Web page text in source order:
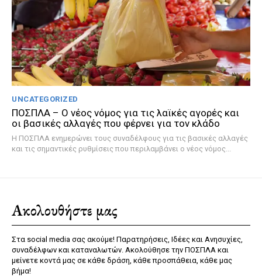
UNCATEGORIZED
ΠΟΣΠΛΑ – Ο νέος νόμος για τις λαϊκές αγορές και
οι βασικές αλλαγές που φέρνει για τον κλάδο
Η ΠΟΣΠΛΑ ενημερώνει τους συναδέλφους για τις βασικές αλλαγές
και τις σημαντικές ρυθμίσεις που περιλαμβάνει ο νέος νόμος...
Ακολουθήστε μας
Στα social media σας ακούμε! Παρατηρήσεις, Ιδέες και Ανησυχίες,
συναδέλφων και καταναλωτών. Ακολούθησε την ΠΟΣΠΛΑ και
μείνετε κοντά μας σε κάθε δράση, κάθε προσπάθεια, κάθε μας
βήμα!